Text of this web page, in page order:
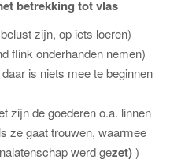
betrekking tot vlas
zijn, op iets loeren)
flink onderhanden nemen)
is niets mee te beginnen
zijn de goederen o.a. linnen
ze gaat trouwen, waarmee
werd gezet))